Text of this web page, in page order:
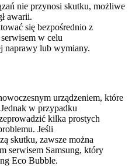
nie przynosi skutku, możliwe
awarii.
się bezpośrednio z
w celu
naprawy lub wymiany.
urządzeniem, które
w przypadku
kilka prostych
Jeśli
skutku, zawsze można
serwisem Samsung, który
Eco Bubble.